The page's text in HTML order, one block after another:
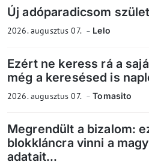
Új adóparadicsom
2026. augusztus 07. Lelo
Ezért ne keress rá a
még a keresésed is
2026. augusztus 07. Tomasito
Megrendült a bizalom:
blokkláncra vinni a
adatait...